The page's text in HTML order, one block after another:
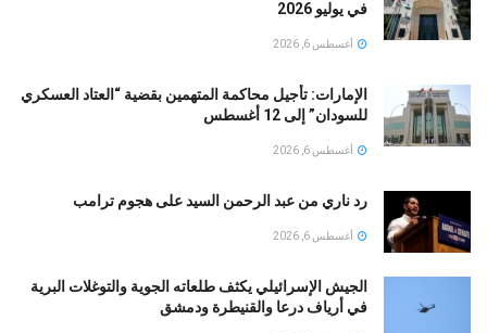
في يوليو 2026
أغسطس 6, 2026
الإمارات: تأجيل محاكمة المتهمين بقضية “العتاد العسكري
للسودان” إلى 12 أغسطس
أغسطس 6, 2026
رد ناري من عبد الرحمن السيد على هجوم ترامب
أغسطس 6, 2026
الجيش الإسرائيلي يكثف طلعاته الجوية والتوغلات البرية
في أرياف درعا والقنيطرة ودمشق